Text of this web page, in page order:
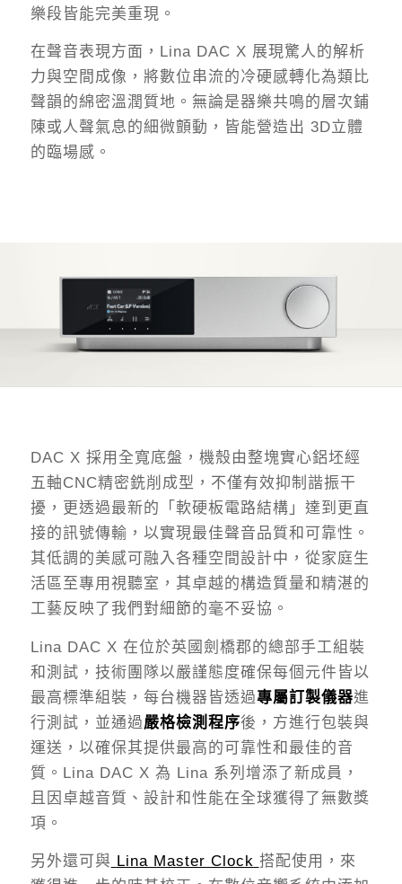
樂段皆能完美重現。
在聲音表現方面，Lina DAC X 展現驚人的解析
力與空間成像，將數位串流的冷硬感轉化為類比
聲韻的綿密溫潤質地。無論是器樂共鳴的層次鋪
陳或人聲氣息的細微顫動，皆能營造出 3D立體
的臨場感。
DAC X 採用全寬底盤，機殼由整塊實心鋁坯經
五軸CNC精密銑削成型，不僅有效抑制諧振干
擾，更透過最新的「軟硬板電路結構」達到更直
接的訊號傳輸，以實現最佳聲音品質和可靠性。
其低調的美感可融入各種空間設計中，從家庭生
活區至專用視聽室，其卓越的構造質量和精湛的
工藝反映了我們對細節的毫不妥協。
Lina DAC X 在位於英國劍橋郡的總部手工組裝
和測試，技術團隊以嚴謹態度確保每個元件皆以
最高標準組裝，每台機器皆透過專屬訂製儀器進
行測試，並通過嚴格檢測程序後，方進行包裝與
運送，以確保其提供最高的可靠性和最佳的音
質。Lina DAC X 為 Lina 系列增添了新成員，
且因卓越音質、設計和性能在全球獲得了無數獎
項。
另外還可與 Lina Master Clock 搭配使用，來